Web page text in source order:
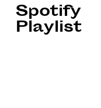
Spotify
Playlist